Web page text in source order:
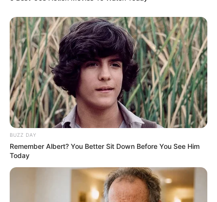
BUZZ DAY
Remember Albert? You Better Sit Down Before You See Him
Today